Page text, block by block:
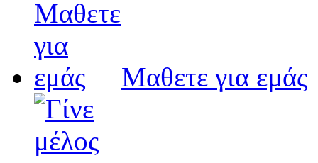
Μαθετε για εμάς